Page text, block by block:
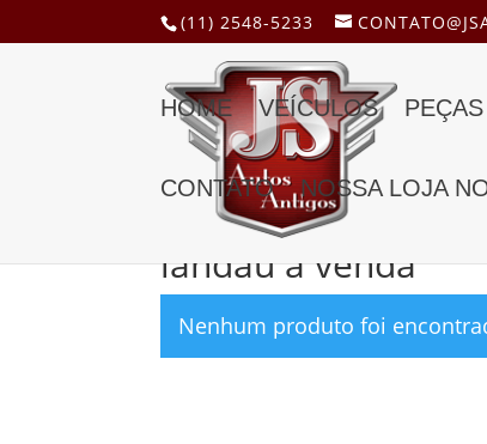
(11) 2548-5233
HOME VEÍCULOS
CONTATO NOSSA LOJA
/ Produtos marcados com a tag
landau a venda
Nenhum produto foi